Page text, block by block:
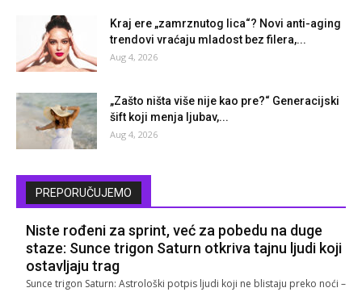
Kraj ere „zamrznutog lica“? Novi anti-aging
trendovi vraćaju mladost bez filera,...
Aug 4, 2026
„Zašto ništa više nije kao pre?“ Generacijski
šift koji menja ljubav,...
Aug 4, 2026
PREPORUČUJEMO
Niste rođeni za sprint, već za pobedu na duge
staze: Sunce trigon Saturn otkriva tajnu ljudi koji
ostavljaju trag
Sunce trigon Saturn: Astrološki potpis ljudi koji ne blistaju preko noći –